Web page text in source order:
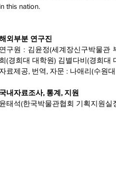
in this nation.
외부분 연구진
연구원 : 김윤정(세계장신구박물관
희(경희대 대학원) 김별다비(경희대
자료제공, 번역, 자문 : 나애리(수원
국내자료조사, 통계, 지원
윤태석(한국박물관협회 기획지원실